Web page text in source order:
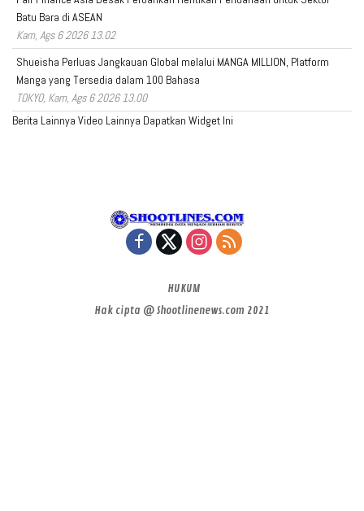
Batu Bara di ASEAN
Kam, Ags 6 2026 13.02
Shueisha Perluas Jangkauan Global melalui MANGA MILLION, Platform
Manga yang Tersedia dalam 100 Bahasa
TOKYO, Kam, Ags 6 2026 13.00
Berita Lainnya Video Lainnya Dapatkan Widget Ini
HUKUM
Hak cipta @ Shootlinenews.com 2021